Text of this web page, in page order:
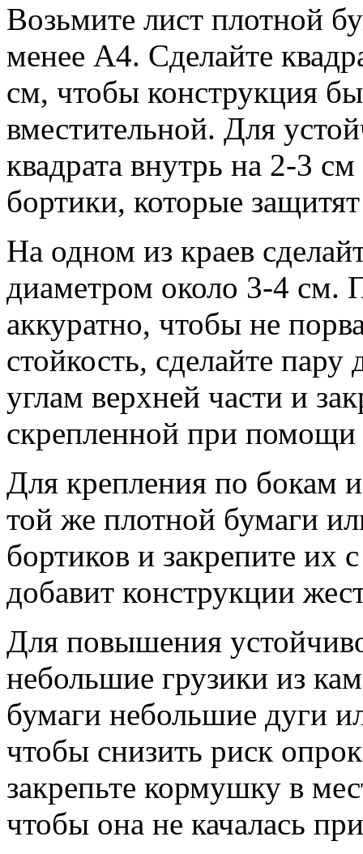
Возьмите лист плотной
менее А4. Сделайте
см, чтобы конструкция
вместительной. Для
квадрата внутрь на 2-3
бортики, которые
На одном из краев
диаметром около 3-4 см.
аккуратно, чтобы не
стойкость, сделайте
углам верхней части и
скрепленной при помощи
Для крепления по бокам
той же плотной бумаги
бортиков и закрепите их
добавит конструкции
Для повышения
небольшие грузики из
бумаги небольшие дуги
чтобы снизить риск
закрепьте кормушку в
чтобы она не качалась